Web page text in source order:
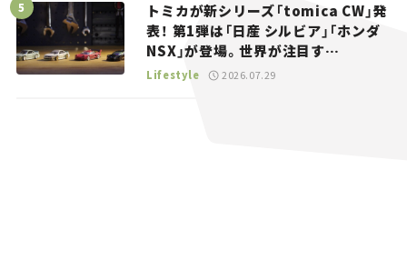
トミカが新シリーズ「tomica CW」発
表！ 第1弾は「日産 シルビア」「ホンダ
NSX」が登場。世界が注目す
る“JDM”に焦点【クルマとホビー】
Lifestyle 2026.07.29